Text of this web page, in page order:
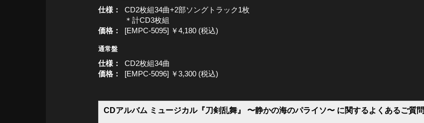
公演に関するお知らせ
仕様
CD2枚組34曲+2部ソングトラック1枚
＊計CD3枚組
価格
[EMPC-5095] ￥4,180 (税込)
通常盤
仕様
CD2枚組34曲
価格
[EMPC-5096] ￥3,300 (税込)
CDアルバム ミュージカル『刀剣乱舞』 〜静かの海のパライソ〜 に関するよくあるご質問